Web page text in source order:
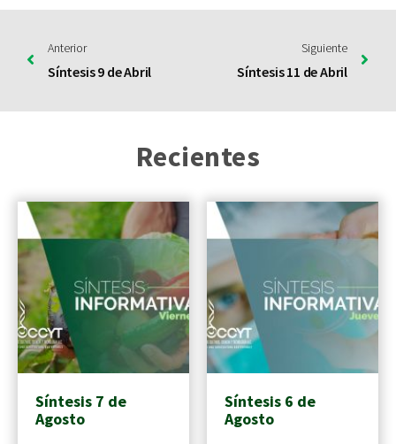
Anterior
Síntesis 9 de Abril
Siguiente
Síntesis 11 de Abril
Recientes
Síntesis 7 de
Agosto
Síntesis 6 de
Agosto